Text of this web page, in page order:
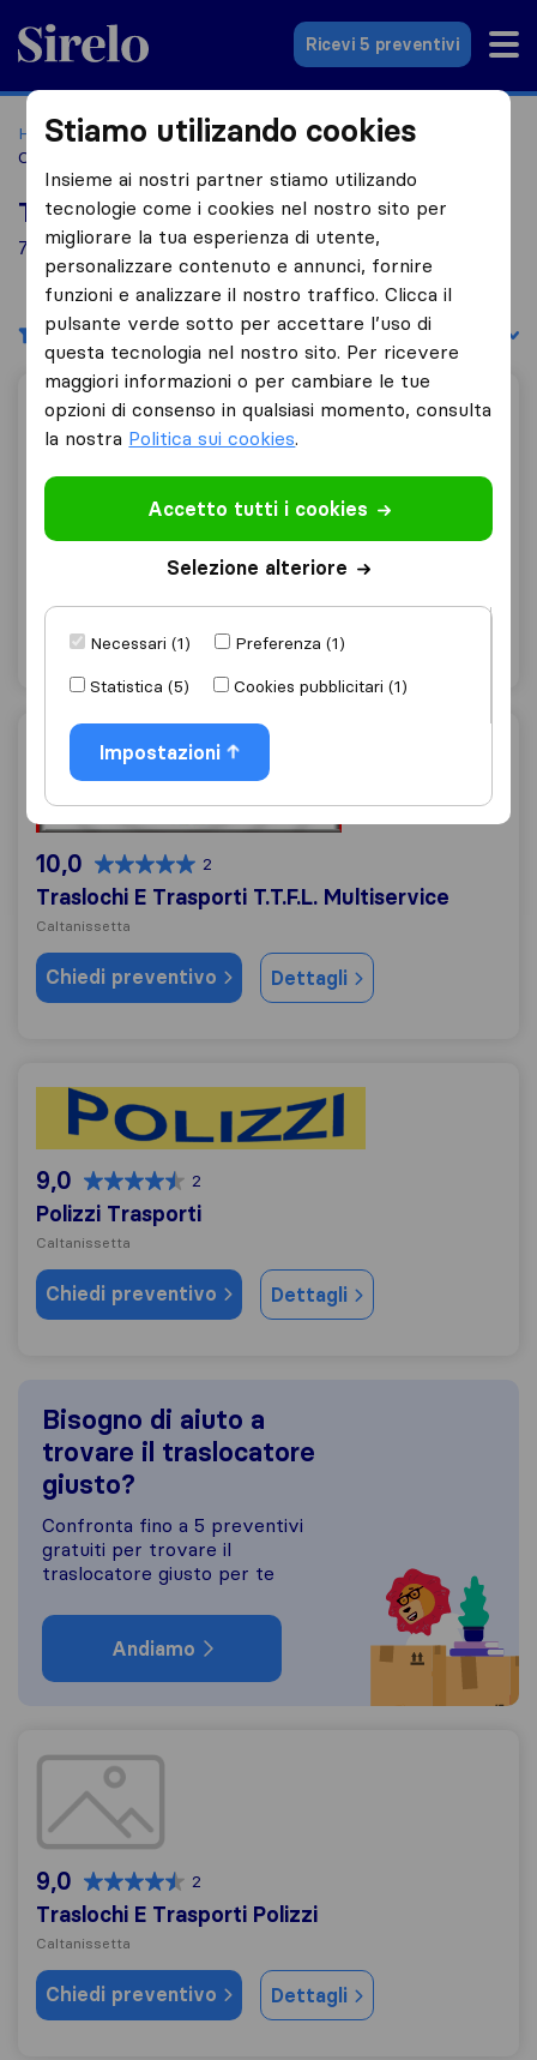
Sirelo.it
Ricevi 5 preventivi
Home
Le 10 migliori aziende di traslochi in Italia
Caltanissetta
Top 10 traslocatori a Caltanissetta
7 aziende di traslochi trovate a Caltanissetta
Filtri Filtra per:
Traslochi Milazzo - Multiservizi Failla
3
Traslochi Milazzo - Multiservizi Failla
Traslochi E Trasporti T.T.F.L. Multiservice
10,0 2
Traslochi E Trasporti T.T.F.L. Multiservice
Caltanissetta
Chiedi preventivo Dettagli
Polizzi Trasporti
9,0 2
Polizzi Trasporti
Caltanissetta
Chiedi preventivo Dettagli
Bisogno di aiuto a
trovare il traslocatore
giusto?
Confronta fino a 5 preventivi
gratuiti per trovare il
traslocatore giusto per te
Andiamo
Traslochi E Trasporti Polizzi
9,0 2
Traslochi E Trasporti Polizzi
Caltanissetta
Chiedi preventivo Dettagli
Stiamo utilizando cookies
Insieme ai nostri partner stiamo utilizando
tecnologie come i cookies nel nostro sito per
migliorare la tua esperienza di utente,
personalizzare contenuto e annunci, fornire
funzioni e analizzare il nostro traffico. Clicca il
pulsante verde sotto per accettare l’uso di
questa tecnologia nel nostro sito. Per ricevere
maggiori informazioni o per cambiare le tue
opzioni di consenso in qualsiasi momento, consulta
la nostra Politica sui cookies.
Accetto tutti i cookies
Selezione alteriore
Necessari (1)
Preferenza (1)
Statistica (5)
Cookies pubblicitari (1)
Impostazioni